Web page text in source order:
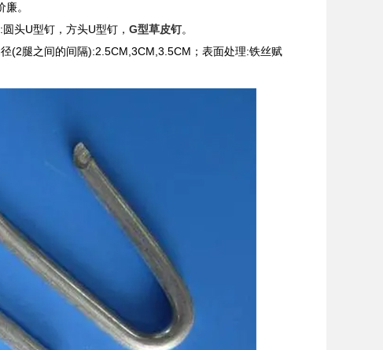
。
头U型钉，方头U型钉， G型草皮钉。
(2腿之间的间隔):2.5CM,3CM,3.5CM；表面处理:铁丝赋